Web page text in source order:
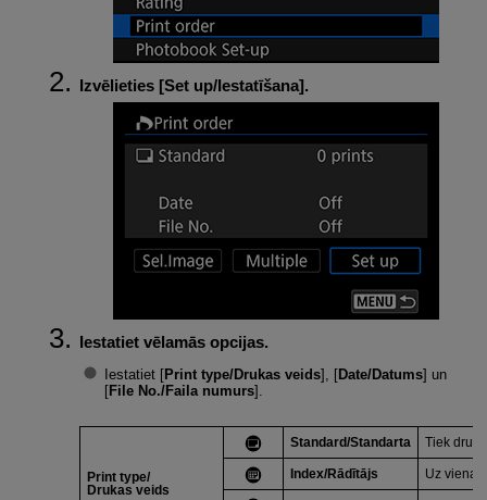
Izvēlieties [Set up/Iestatīšana].
Iestatiet vēlamās opcijas.
Iestatiet [Print type/Drukas veids], [Date/Datums] un
[File No./Faila numurs].
Print type/
Drukas veids
Standard/Standarta Tiek
Index/Rādītājs Uz